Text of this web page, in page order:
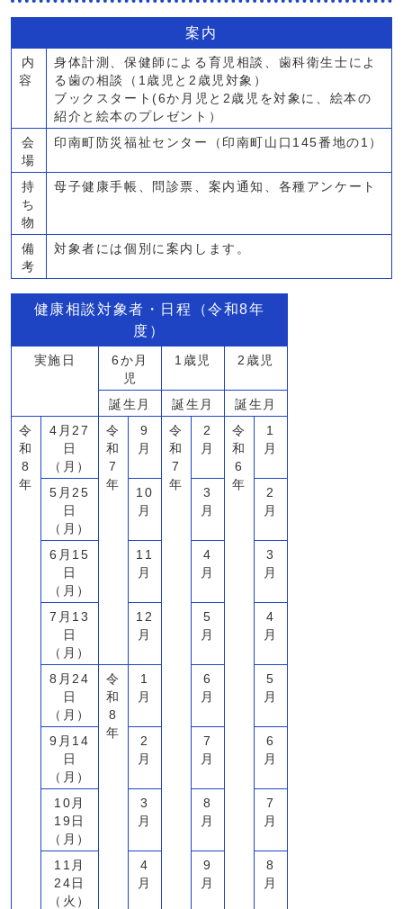
案内
内
容
身体計測、保健師による育児相談、歯科衛生士によ
る歯の相談（1歳児と2歳児対象）
ブックスタート(6か月児と2歳児を対象に、絵本の
紹介と絵本のプレゼント）
会
場
印南町防災福祉センター（印南町山口145番地の1）
持
ち
物
母子健康手帳、問診票、案内通知、各種アンケート
備
考
対象者には個別に案内します。
健康相談対象者・日程（令和8年
度）
実施日
6か月
児
1歳児 2歳児
誕生月 誕生月
誕生月
令
和
8
年
4月27
日
（月）
令
和
7
年
9
月
令
和
7
年
2
月
令
和
6
年
1
月
5月25
日
（月）
10
月
3
月
2
月
6月15
日
（月）
11
月
4
月
3
月
7月13
日
（月）
12
月
5
月
4
月
8月24
日
（月）
令
和
8
年
1
月
6
月
5
月
9月14
日
（月）
2
月
7
月
6
月
10月
19日
（月）
3
月
8
月
7
月
11月
24日
（火）
4
月
9
月
8
月